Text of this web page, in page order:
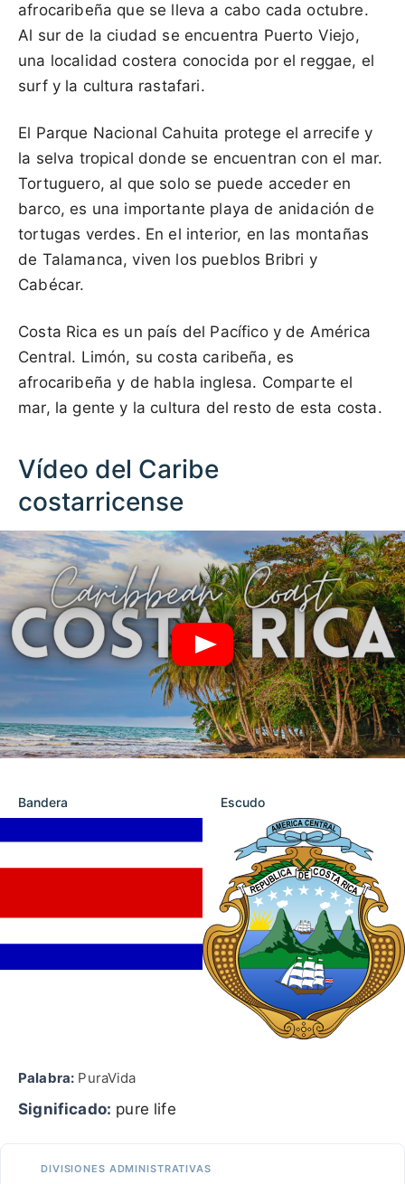
afrocaribeña que se lleva a cabo cada octubre.
Al sur de la ciudad se encuentra Puerto Viejo,
una localidad costera conocida por el reggae, el
surf y la cultura rastafari.
El Parque Nacional Cahuita protege el arrecife y
la selva tropical donde se encuentran con el mar.
Tortuguero, al que solo se puede acceder en
barco, es una importante playa de anidación de
tortugas verdes. En el interior, en las montañas
de Talamanca, viven los pueblos Bribri y
Cabécar.
Costa Rica es un país del Pacífico y de América
Central. Limón, su costa caribeña, es
afrocaribeña y de habla inglesa. Comparte el
mar, la gente y la cultura del resto de esta costa.
Vídeo del Caribe
costarricense
Bandera Escudo
Palabra: PuraVida
Significado: pure life
DIVISIONES ADMINISTRATIVAS